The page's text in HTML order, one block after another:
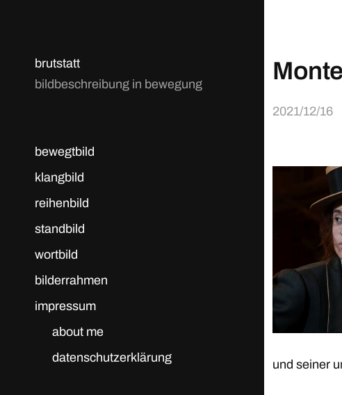
brutstatt
bildbeschreibung in bewegung
bewegtbild
klangbild
reihenbild
standbild
wortbild
bilderrahmen
impressum
about me
datenschutzerklärung
2021/12/16
und seiner